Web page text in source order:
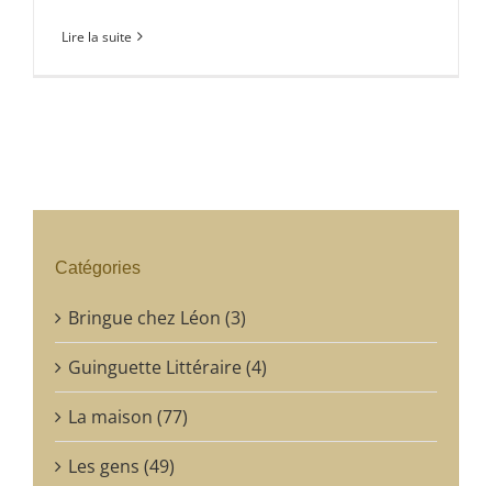
Lire la suite
Catégories
Bringue chez Léon (3)
Guinguette Littéraire (4)
La maison (77)
Les gens (49)